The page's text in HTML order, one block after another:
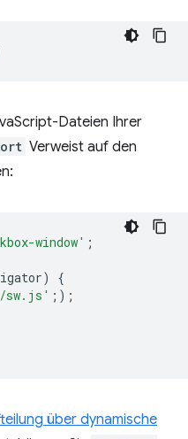
Dateien Ihrer
Verweist auf den
window' ;
)
{
; );
über dynamische